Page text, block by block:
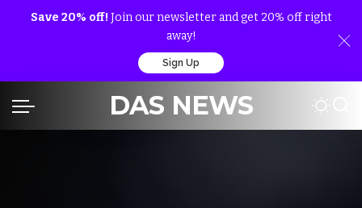
Save 20% off! Join our newsletter and get 20% off right
away!
Sign Up
DAS NEWS